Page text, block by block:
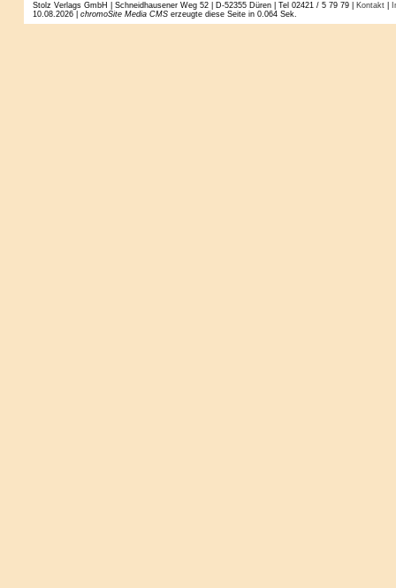
Stolz Verlags GmbH | Schneidhausener Weg 52 | D-52355 Düren | Tel 02421 / 5 79 79 | Kontakt|
10.08.2026 | chromoSite Media CMSerzeugte diese Seite in 0.064 Sek.